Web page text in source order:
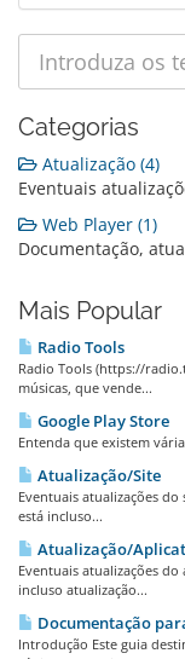
Categorias
Atualização (4)
Eventuais
Web Player (1)
Documentação,
Mais Popular
Radio Tools
Radio Tools (https://
músicas, que vende...
Google Play Store
Entenda que existem
Atualização/Site
Eventuais atualizações
está incluso...
Atualização/
Eventuais atualizações
incluso atualização...
Documentação
Introdução Este guia